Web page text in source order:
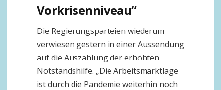
Vorkrisenniveau“
Die Regierungsparteien wiederum
verwiesen gestern in einer Aussendung
auf die Auszahlung der erhöhten
Notstandshilfe. „Die Arbeitsmarktlage
ist durch die Pandemie weiterhin noch